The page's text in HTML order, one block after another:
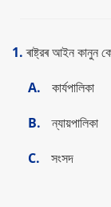
1.ৰাষ্ট্রৰ আইন কানুন
A.
কার্যপালিকা
B.
ন্যায়পালিকা
C.
সংসদ